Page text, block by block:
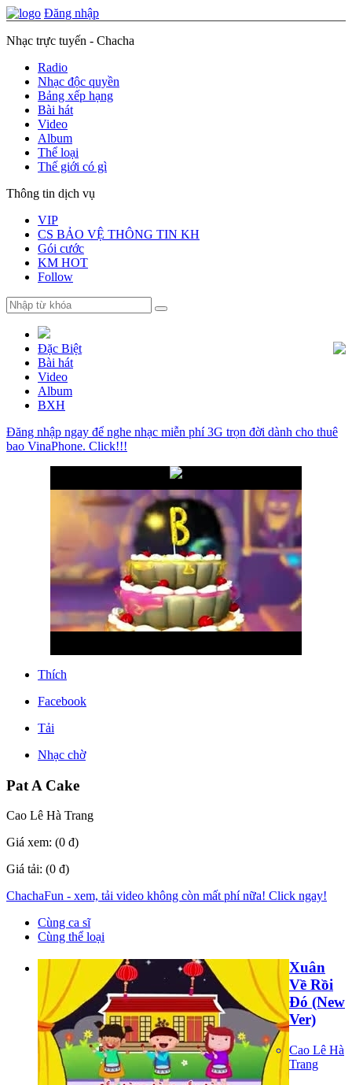
Đăng nhập
Nhạc trực tuyến - Chacha
Radio
Nhạc độc quyền
Bảng xếp hạng
Bài hát
Video
Album
Thể loại
Thế giới có gì
Thông tin dịch vụ
VIP
CS BẢO VỆ THÔNG TIN KH
Gói cước
KM HOT
Follow
Đặc Biệt
Bài hát
Video
Album
BXH
Đăng nhập ngay để nghe nhạc miễn phí 3G trọn đời dành cho thuê
bao VinaPhone. Click!!!
Thích
Facebook
Tải
Nhạc chờ
Pat A Cake
Cao Lê Hà Trang
Giá xem: (0 đ)
Giá tải: (0 đ)
ChachaFun - xem, tải video không còn mất phí nữa! Click ngay!
Cùng ca sĩ
Cùng thể loại
Xuân
Về Rồi
Đó (New
Ver)
Cao Lê Hà
Trang